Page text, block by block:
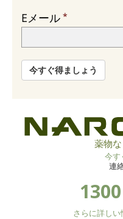
Eメール
今すぐ得ましょう
薬物な
今す
連
さらに詳し